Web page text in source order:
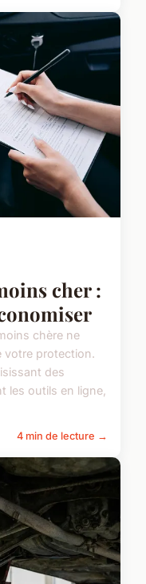
cher :
chère ne
votre protection.
des
les outils en ligne,
4 min de lecture →